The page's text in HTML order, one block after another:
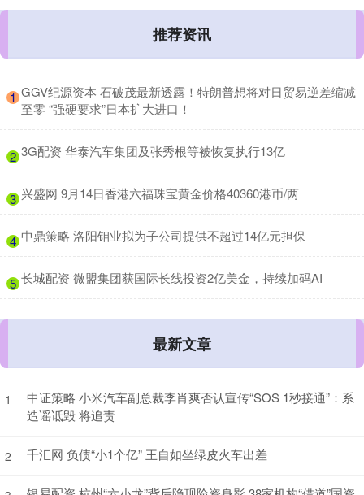
推荐资讯
1 ​GGV纪源资本 石破茂最新透露！特朗普想将对日贸易逆差缩减
至零 “强硬要求”日本扩大进口！
2 ​3G配资 华泰汽车集团及张秀根等被恢复执行13亿
3 ​兴盛网 9月14日香港六福珠宝黄金价格40360港币/两
4 ​中鼎策略 洛阳钼业拟为子公司提供不超过14亿元担保
5 ​长城配资 微盟集团获国际长线投资2亿美金，持续加码AI
最新文章
1
中证策略 小米汽车副总裁李肖爽否认宣传“SOS 1秒接通”：系
造谣诋毁 将追责
2 千汇网 负债“小1个亿” 王自如坐绿皮火车出差